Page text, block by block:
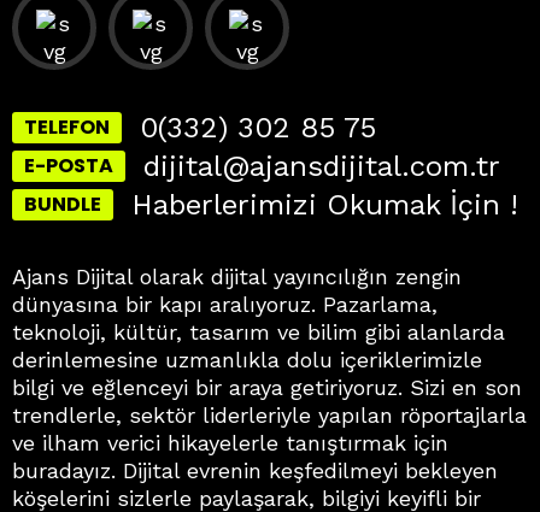
TELEFON 0(332) 302 85 75
E-POSTA dijital@ajansdijital.com.tr
BUNDLE Haberlerimizi Okumak İçin !
Ajans Dijital olarak dijital yayıncılığın zengin
dünyasına bir kapı aralıyoruz. Pazarlama,
teknoloji, kültür, tasarım ve bilim gibi alanlarda
derinlemesine uzmanlıkla dolu içeriklerimizle
bilgi ve eğlenceyi bir araya getiriyoruz. Sizi en son
trendlerle, sektör liderleriyle yapılan röportajlarla
ve ilham verici hikayelerle tanıştırmak için
buradayız. Dijital evrenin keşfedilmeyi bekleyen
köşelerini sizlerle paylaşarak, bilgiyi keyifli bir